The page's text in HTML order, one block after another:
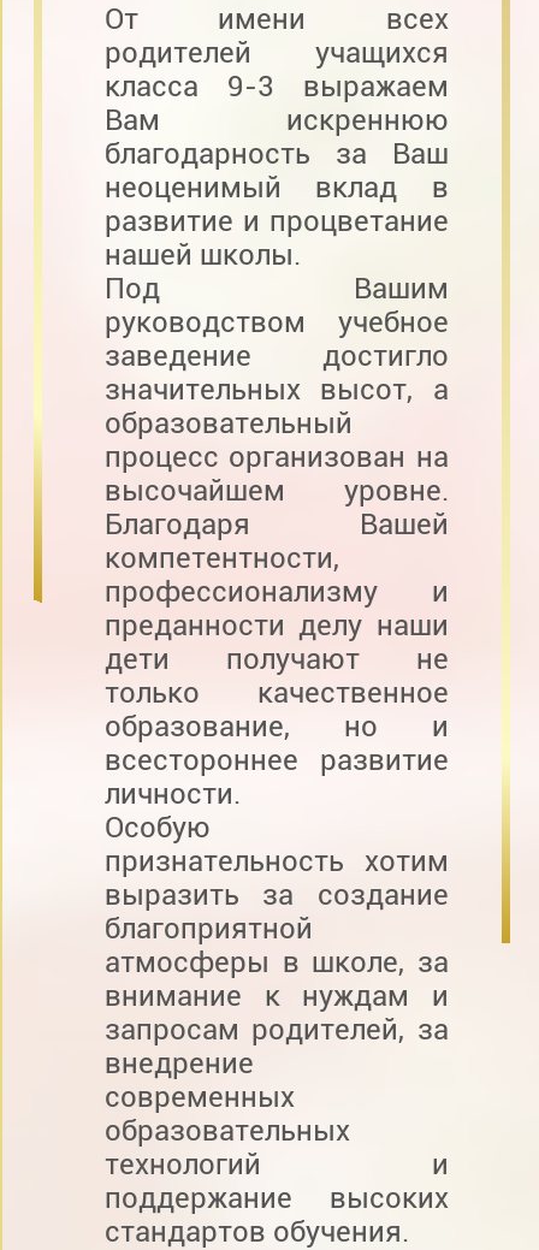
От имени всех
родителей учащихся
класса 9-3 выражаем
Вам искреннюю
благодарность за Ваш
неоценимый вклад в
развитие и процветание
нашей школы.
Под Вашим
руководством учебное
заведение достигло
значительных высот, а
образовательный
процесс организован на
высочайшем уровне.
Благодаря Вашей
компетентности,
профессионализму и
преданности делу наши
дети получают не
только качественное
образование, но и
всестороннее развитие
личности.
Особую
признательность хотим
выразить за создание
благоприятной
атмосферы в школе, за
внимание к нуждам и
запросам родителей, за
внедрение
современных
образовательных
технологий и
поддержание высоких
стандартов обучения.